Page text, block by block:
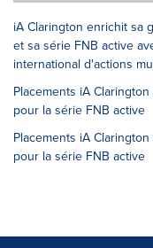
iA Clarington enrichit sa
et sa série FNB active
international d'actions
Placements iA
pour la série FNB active
Placements iA
pour la série FNB active